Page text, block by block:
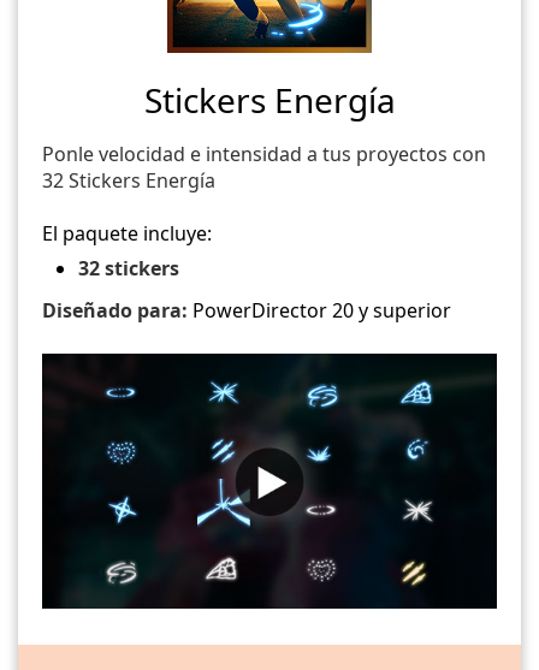
Stickers Energía
Ponle velocidad e intensidad a tus proyectos con
32 Stickers Energía
El paquete incluye:
32 stickers
Diseñado para: PowerDirector 20 y superior